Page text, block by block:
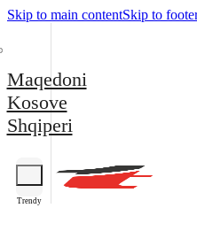
Skip to main contentSkip to
Maqedoni
Kosove
Shqiperi
Trendy